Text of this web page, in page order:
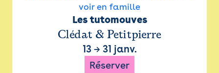
voir en famille
Les tutomouves
Clédat & Petitpierre
13→ 31 janv.
Réserver